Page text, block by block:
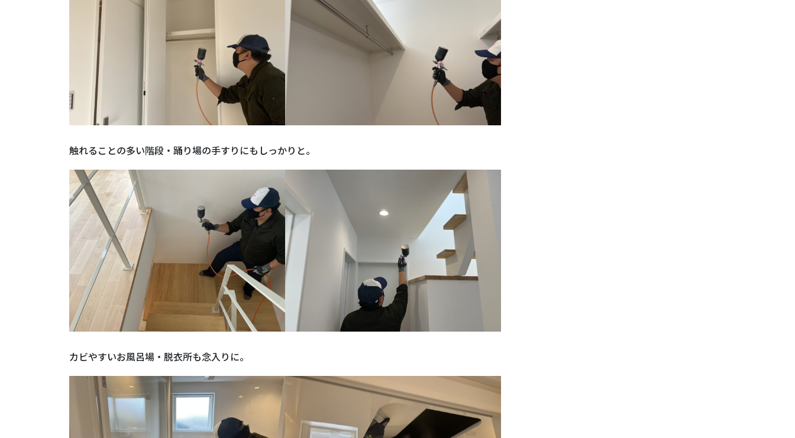
触れることの多い階段・踊り場の手すりにもしっかりと。
カビやすいお風呂場・脱衣所も念入りに。